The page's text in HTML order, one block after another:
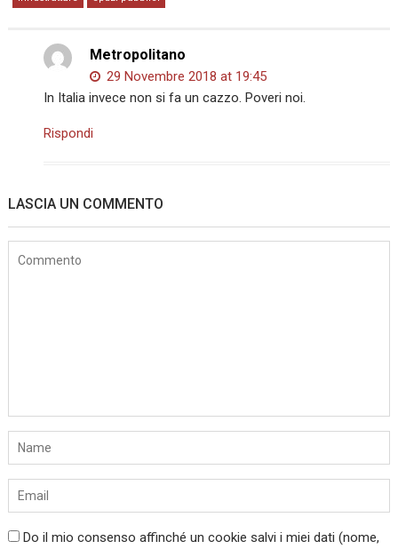
Metropolitano
29 Novembre 2018 at 19:45
In Italia invece non si fa un cazzo. Poveri noi.
Rispondi
LASCIA UN COMMENTO
Do il mio consenso affinché un cookie salvi i miei dati (nome,